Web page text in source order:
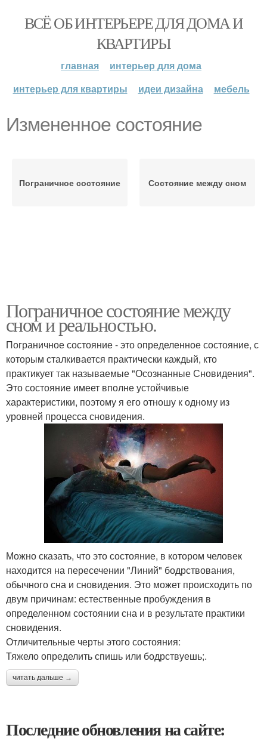
ВСЁ ОБ ИНТЕРЬЕРЕ ДЛЯ ДОМА И
КВАРТИРЫ
главная
интерьер для дома
интерьер для квартиры
идеи дизайна мебель
Измененное состояние
Пограничное состояние Состояние между сном
Пограничное состояние между
сном и реальностью.
Пограничное состояние - это определенное состояние, с
которым сталкивается практически каждый, кто
практикует так называемые "Осознанные Сновидения".
Это состояние имеет вполне устойчивые
характеристики, поэтому я его отношу к одному из
уровней процесса сновидения.
Можно сказать, что это состояние, в котором человек
находится на пересечении "Линий" бодрствования,
обычного сна и сновидения. Это может происходить по
двум причинам: естественные пробуждения в
определенном состоянии сна и в результате практики
сновидения.
Отличительные черты этого состояния:
Тяжело определить спишь или бодрствуешь;.
читать дальше →
Последние обновления на сайте: